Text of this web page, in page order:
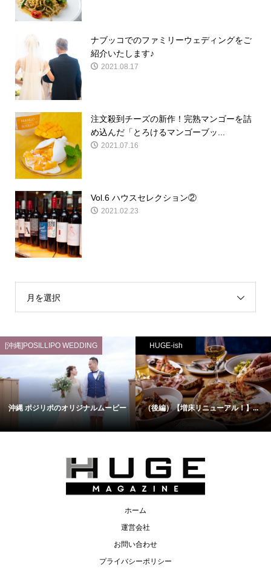
ナブッコでのファミリーウェディングをご
紹介いたします♪
2021.08.17
注文殺到チーズの新作！完熟マンゴーを詰
め込んだ「とろけるマンゴーブッ...
2021.07.16
Vol.6 ハウスセレクション②
2021.02.23
月を選択
[沖縄]POSILLIPO WEDDING
沖縄 ポジリポのオリジナルムービー
HUGE-ish
（後編）【増床リニューアル！】...
ホーム
運営会社
お問い合わせ
プライバシーポリシー